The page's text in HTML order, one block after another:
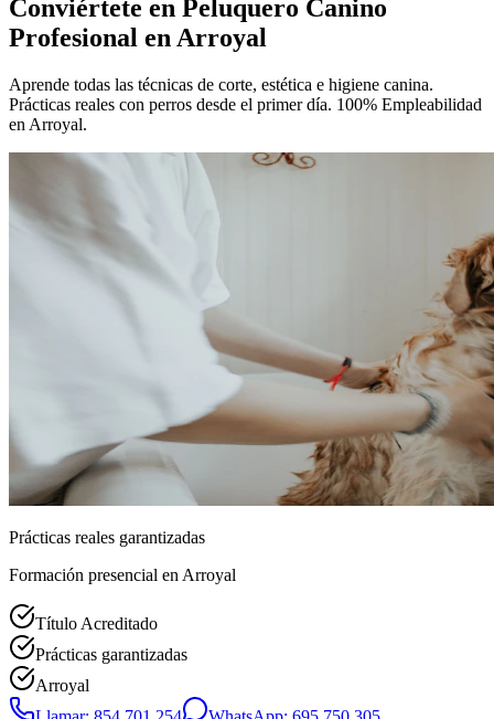
Conviértete en Peluquero Canino
Profesional en Arroyal
Aprende todas las técnicas de corte, estética e higiene canina.
Prácticas reales con perros desde el primer día. 100% Empleabilidad
en Arroyal.
Prácticas reales garantizadas
Formación presencial en Arroyal
Título Acreditado
Prácticas garantizadas
Arroyal